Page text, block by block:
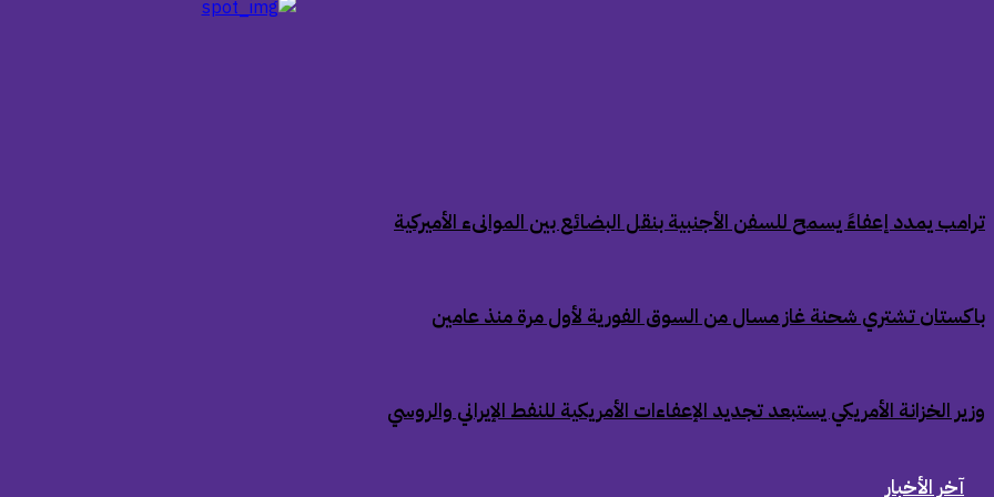
‏ترامب يمدد إعفاءً يسمح للسفن الأجنبية بنقل البضائع بين الموانىء الأميركية
‏باكستان تشتري شحنة غاز مسال من السوق الفورية لأول مرة منذ عامين
‏وزير الخزانة الأمريكي يستبعد تجديد الإعفاءات الأمريكية للنفط الإيراني والروسي
آخر الأخبار